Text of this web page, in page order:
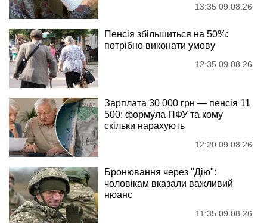
13:35 09.08.26
Пенсія збільшиться на 50%:
потрібно виконати умову
12:35 09.08.26
Зарплата 30 000 грн — пенсія 11
500: формула ПФУ та кому
скільки нарахують
12:20 09.08.26
Бронювання через "Дію":
чоловікам вказали важливий
нюанс
11:35 09.08.26